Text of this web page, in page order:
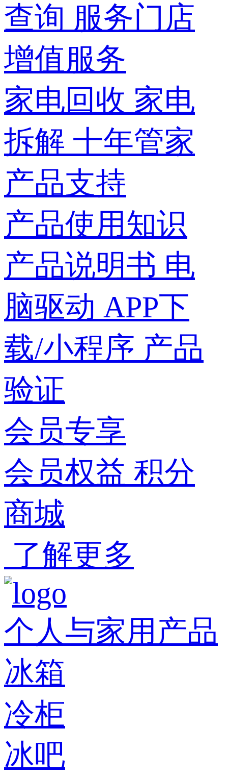
查询 服务门店
增值服务
家电回收 家电
拆解 十年管家
产品支持
产品使用知识
产品说明书 电
脑驱动 APP下
载/小程序 产品
验证
会员专享
会员权益 积分
商城
了解更多
个人与家用产品
冰箱
冷柜
冰吧